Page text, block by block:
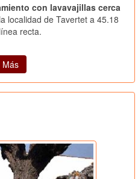
con lavavajillas cerca
localidad de Tavertet a 45.18
recta.
Más